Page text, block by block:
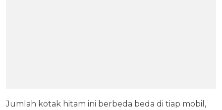
Jumlah kotak hitam ini berbeda beda di tiap mobil,